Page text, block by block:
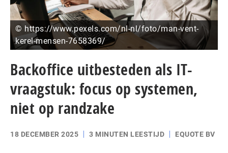
© https://www.pexels.com/nl-nl/foto/man-vent-
kerel-mensen-7658369/
Backoffice uitbesteden als IT-
vraagstuk: focus op systemen,
niet op randzake
18 DECEMBER 2025 3 MINUTEN LEESTIJD EQUOTE BV